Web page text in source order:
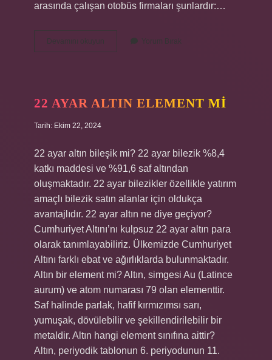
arasında çalışan otobüs firmaları şunlardır:…
Devamını okuyun Türkiyeden
Irana
Yorum Bırak
22 AYAR ALTIN ELEMENT MI
Tarih: Ekim 22, 2024
22 ayar altın bileşik mi? 22 ayar bilezik %8,4
katkı maddesi ve %91,6 saf altından
oluşmaktadır. 22 ayar bilezikler özellikle yatırım
amaçlı bilezik satın alanlar için oldukça
avantajlıdır. 22 ayar altın ne diye geçiyor?
Cumhuriyet Altını’nı kulpsuz 22 ayar altın para
olarak tanımlayabiliriz. Ülkemizde Cumhuriyet
Altını farklı ebat ve ağırlıklarda bulunmaktadır.
Altın bir element mi? Altın, simgesi Au (Latince
aurum) ve atom numarası 79 olan elementtir.
Saf halinde parlak, hafif kırmızımsı sarı,
yumuşak, dövülebilir ve şekillendirilebilir bir
metaldir. Altın hangi element sınıfına aittir?
Altın, periyodik tablonun 6. periyodunun 11.